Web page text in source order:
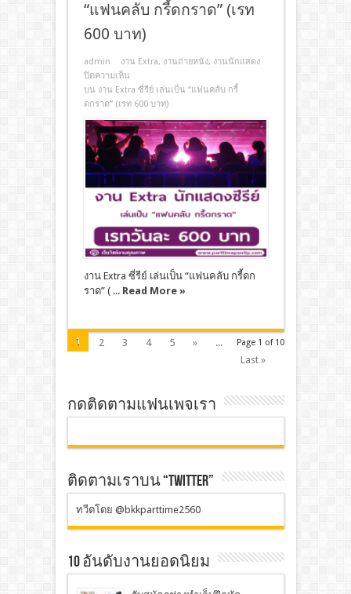
“แฟนคลับ กรี้ดกราด” (เรท
600 บาท)
admin งาน Extra, งานถ่ายหนัง, งานนักแสดง
ปิดความเห็น
บน งาน Extra ซี่รีย์ เล่นเป็น “แฟนคลับ กรี้
ดกราด” (เรท 600 บาท)
งาน Extra ซี่รีย์ เล่นเป็น “แฟนคลับ กรี้ดก
ราด” ( ... Read More »
Page 1 of 10
1 2 3 4 5 »
...
Last »
กดติดตามแฟนเพจเรา
ติดตามเราบน “TWITTER”
ทวีตโดย @bkkparttime2560
10 อันดับงานยอดนิยม